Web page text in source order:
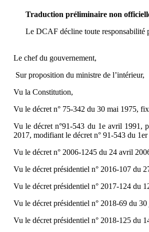
Traduction préliminaire non
Le DCAF décline toute responsabilité
Le chef du gouvernement,
Sur proposition du ministre de l’intérieur,
Vu la Constitution,
Vu le décret n° 75-342 du 30 mai 1975,
Vu le décret n°91-543 du 1e avril 1991,
2017, modifiant le décret n° 91-543 du
Vu le décret n° 2006-1245 du 24 avril
Vu le décret présidentiel n° 2016-107 du
Vu le décret présidentiel n° 2017-124 du
Vu le décret présidentiel n° 2018-69 du
Vu le décret présidentiel n° 2018-125 du